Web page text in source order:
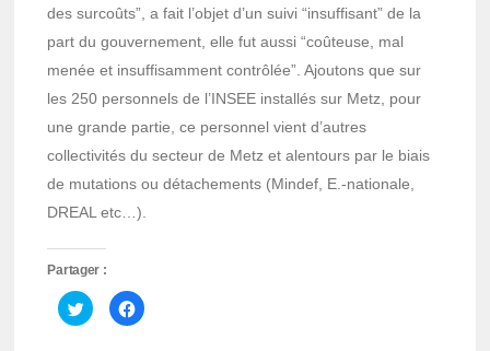
des surcoûts”, a fait l’objet d’un suivi “insuffisant” de la
part du gouvernement, elle fut aussi “coûteuse, mal
menée et insuffisamment contrôlée”. Ajoutons que sur
les 250 personnels de l’INSEE installés sur Metz, pour
une grande partie, ce personnel vient d’autres
collectivités du secteur de Metz et alentours par le biais
de mutations ou détachements (Mindef, E.-nationale,
DREAL etc…).
Partager :
Cliquez
pour
partager
Cliquez
pour